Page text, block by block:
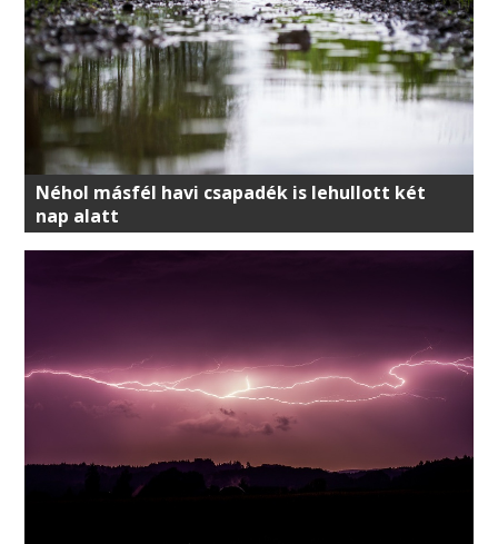
Néhol másfél havi csapadék is lehullott két
nap alatt